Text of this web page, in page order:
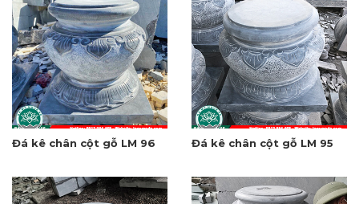
Đá kê chân cột gỗ LM 96 Đá kê chân cột gỗ LM 95